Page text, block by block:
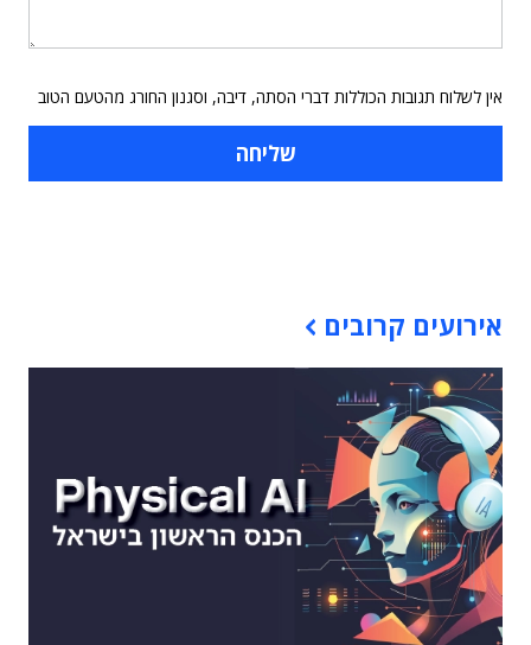
אין לשלוח תגובות הכוללות דברי הסתה, דיבה, וסגנון החורג מהטעם הטוב
אירועים קרובים